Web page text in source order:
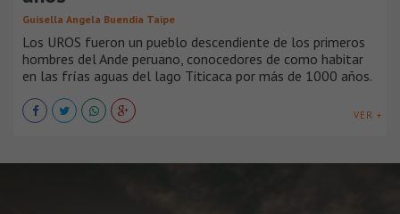
Guisella Angela Buendia Taipe
Los UROS fueron un pueblo descendiente de los primeros
hombres del Ande peruano, conocedores de como habitar
en las frías aguas del lago Titicaca por más de 1000 años.
VER +